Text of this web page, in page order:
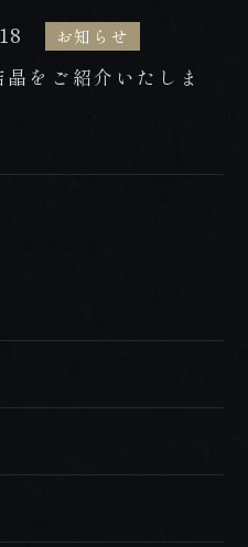
CONTACT
お問合せ
3331
日・祝 10:00～18:00
お知らせ
をご紹介いたしま